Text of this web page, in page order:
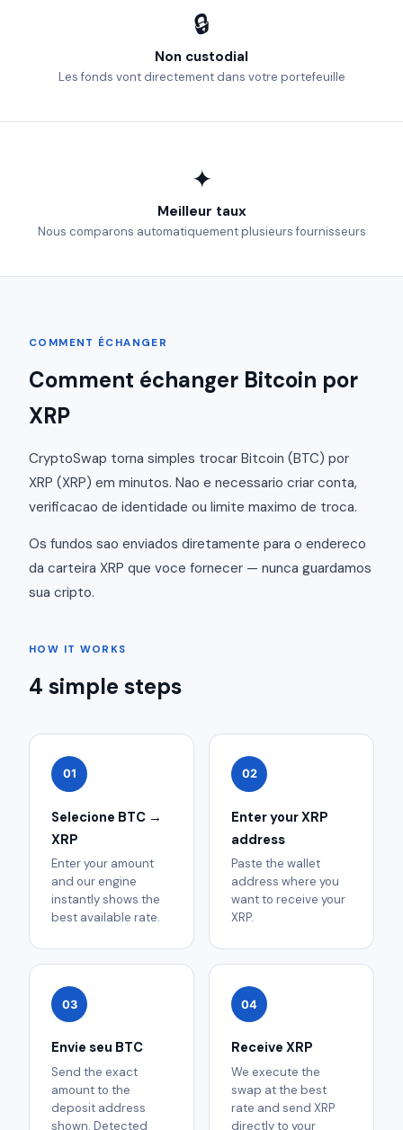
🔒
Non custodial
Les fonds vont directement dans votre portefeuille
✦
Meilleur taux
Nous comparons automatiquement plusieurs fournisseurs
COMMENT ÉCHANGER
Comment échanger Bitcoin por
XRP
CryptoSwap torna simples trocar Bitcoin (BTC) por
XRP (XRP) em minutos. Nao e necessario criar conta,
verificacao de identidade ou limite maximo de troca.
Os fundos sao enviados diretamente para o endereco
da carteira XRP que voce fornecer — nunca guardamos
sua cripto.
HOW IT WORKS
4 simple steps
01
Selecione BTC →
XRP
Enter your amount
and our engine
instantly shows the
best available rate.
02
Enter your XRP
address
Paste the wallet
address where you
want to receive your
XRP.
03
Envie seu BTC
Send the exact
amount to the
deposit address
shown. Detected
04
Receive XRP
We execute the
swap at the best
rate and send XRP
directly to your